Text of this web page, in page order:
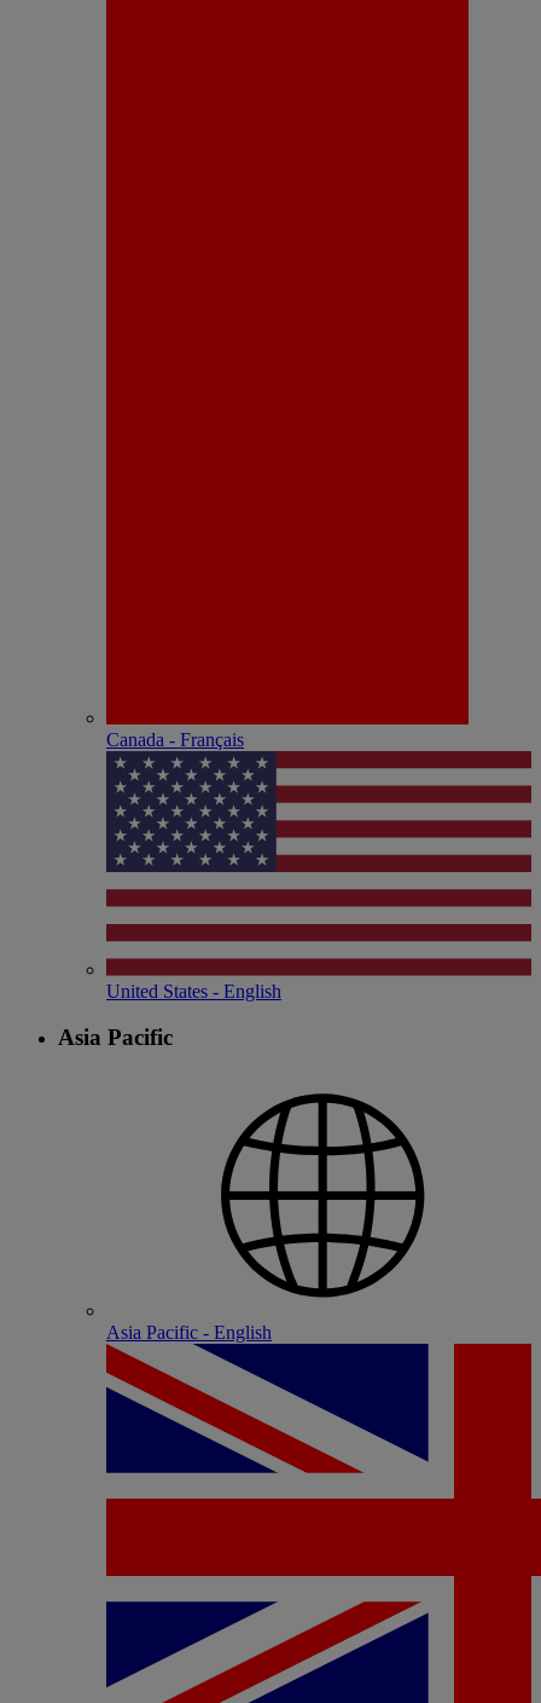
Canada - Français
United States - English
Asia Pacific
Asia Pacific - English